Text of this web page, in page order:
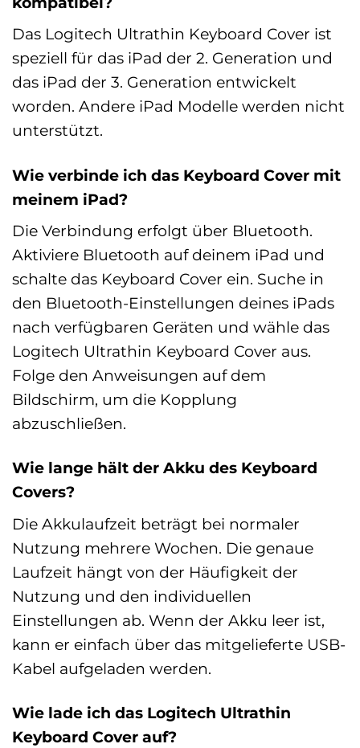
Das Logitech Ultrathin Keyboard Cover ist
speziell für das iPad der 2. Generation und
das iPad der 3. Generation entwickelt
worden. Andere iPad Modelle werden nicht
unterstützt.
Wie verbinde ich das Keyboard Cover mit
meinem iPad?
Die Verbindung erfolgt über Bluetooth.
Aktiviere Bluetooth auf deinem iPad und
schalte das Keyboard Cover ein. Suche in
den Bluetooth-Einstellungen deines iPads
nach verfügbaren Geräten und wähle das
Logitech Ultrathin Keyboard Cover aus.
Folge den Anweisungen auf dem
Bildschirm, um die Kopplung
abzuschließen.
Wie lange hält der Akku des Keyboard
Covers?
Die Akkulaufzeit beträgt bei normaler
Nutzung mehrere Wochen. Die genaue
Laufzeit hängt von der Häufigkeit der
Nutzung und den individuellen
Einstellungen ab. Wenn der Akku leer ist,
kann er einfach über das mitgelieferte USB-
Kabel aufgeladen werden.
Wie lade ich das Logitech Ultrathin
Keyboard Cover auf?